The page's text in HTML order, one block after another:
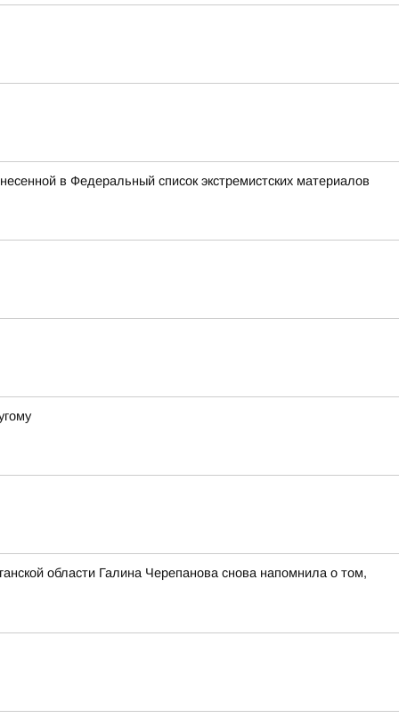
в Федеральный список экстремистских материалов
области Галина Черепанова снова напомнила о том,